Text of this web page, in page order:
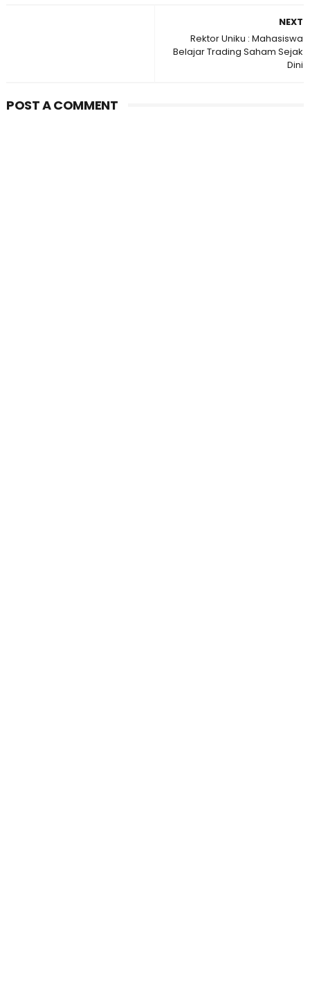
NEXT
Rektor Uniku : Mahasiswa
Belajar Trading Saham Sejak
Dini
POST A COMMENT